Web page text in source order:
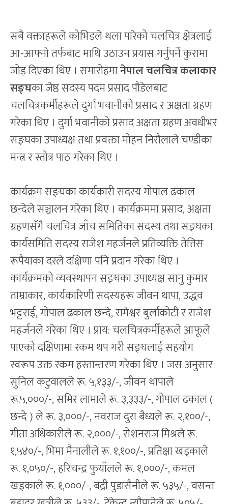
सबै वक्ताहरूले कोभिडले थला पारेको चलचित्र क्षेत्रलाई
आ-आफ्नो तर्फबाट माथि उठाउन प्रयास गर्नुपर्ने कुरामा
जोड़ दिएका थिए । समारोहमानेपाल चलचित्र कलाकार
सङ्घका जेष्ठ सदस्य पदम प्रसाद पौडेलबाट
चलचित्रकर्मीहरूले दुर्गा भवानीको प्रसाद र अक्षता ग्रहण
गरेका थिए । दुर्गा भवानीको प्रसाद अक्षता ग्रहण अवधीभर
सङ्घका उपाध्यक्ष तथा प्रवक्ता मोहन निरौलाले चण्डीका
मन्त्र र स्तोत्र पाठ गरेका थिए ।
कार्यक्रम सङ्घका कार्यकारी सदस्य गोपाल ढकाल
छन्देले सञ्चालन गरेका थिए । कार्यक्रममा प्रसाद, अक्षता
ग्रहणसँगै चलचित्र जाँच समितिका सदस्य तथा सङ्घका
कार्यसमिति सदस्य राजेश महर्जनले प्रतिव्यक्ति तेत्तिस
रूपैयाका दरले दक्षिणा पनि प्रदान गरेका थिए ।
कार्यक्रमको व्यवस्थापन सङ्घका उपाध्यक्ष सानु कुमार
ताम्राकार, कार्यकारिणी सदस्यहरू जीवन थापा, उद्धव
भट्टराई, गोपाल ढकाल छन्दे, रामेश्वर बुर्लाकोटी र राजेश
महर्जनले गरेका थिए । प्राय: चलचित्रकर्मीहरूले आफूले
पाएको दक्षिणामा रकम थप गरी सङ्घलाई सहयोग
स्वरूप उक्त रकम हस्तान्तरण गरेका थिए । जस अनुसार
सुनिल कटुवालले रू. ५,१३३/-, जीवन थापाले
रू.५,०००/-, समिर लामाले रू. ३,३३३/-, गोपाल ढकाल (
छन्दे ) ले रू. ३,०००/-, नवराज दुरा बैध्यले रू. २,१००/-,
गीता अधिकारीले रू. २,०००/-, रोशनराज मिश्रले रू.
१,५४०/-, भिमा मैनालीले रू. १,१००/-, प्रतिक्षा खड्काले
रू. १,०५०/-, हरिचन्द्र फुयाँलले रू. १,०००/-, कमल
खड्काले रू. १,०००/-, बद्री पुडासैनीले रू. ५३५/-, वसन्त